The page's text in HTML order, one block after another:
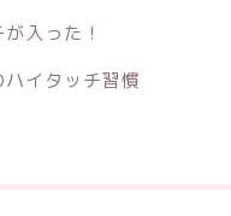
入った！
イタッチ習慣